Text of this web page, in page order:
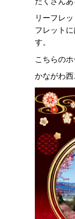
リーフレ
フレット
す。
こちらの
かながわ